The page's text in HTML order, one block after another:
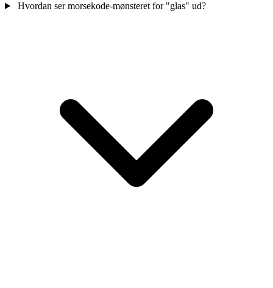
Hvordan ser morsekode-mønsteret for "glas" ud?